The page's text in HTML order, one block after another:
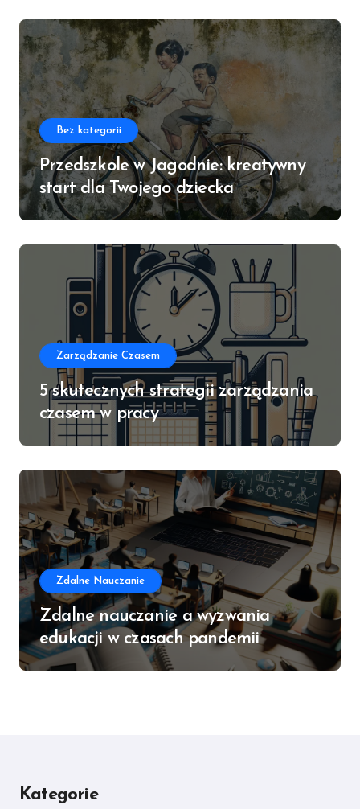
Bez kategorii
Przedszkole w Jagodnie: kreatywny
start dla Twojego dziecka
Zarządzanie Czasem
5 skutecznych strategii zarządzania
czasem w pracy
Zdalne Nauczanie
Zdalne nauczanie a wyzwania
edukacji w czasach pandemii
Kategorie